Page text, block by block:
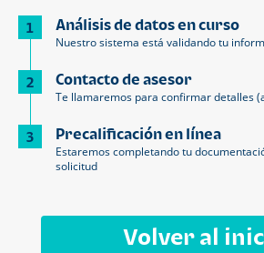
1 Análisis de datos en curso
Nuestro sistema está validando tu
2 Contacto de asesor
Te llamaremos para confirmar detalles
3 Precalificación en línea
Estaremos completando tu
solicitud
Volver al